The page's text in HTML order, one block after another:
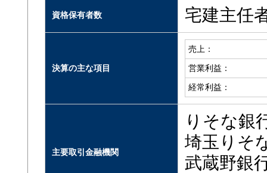
資格保有者数 宅建主任
決算の主な項目
売上：
営業利益：
経常利益：
主要取引金融機関
りそな銀
埼玉りそ
武蔵野銀